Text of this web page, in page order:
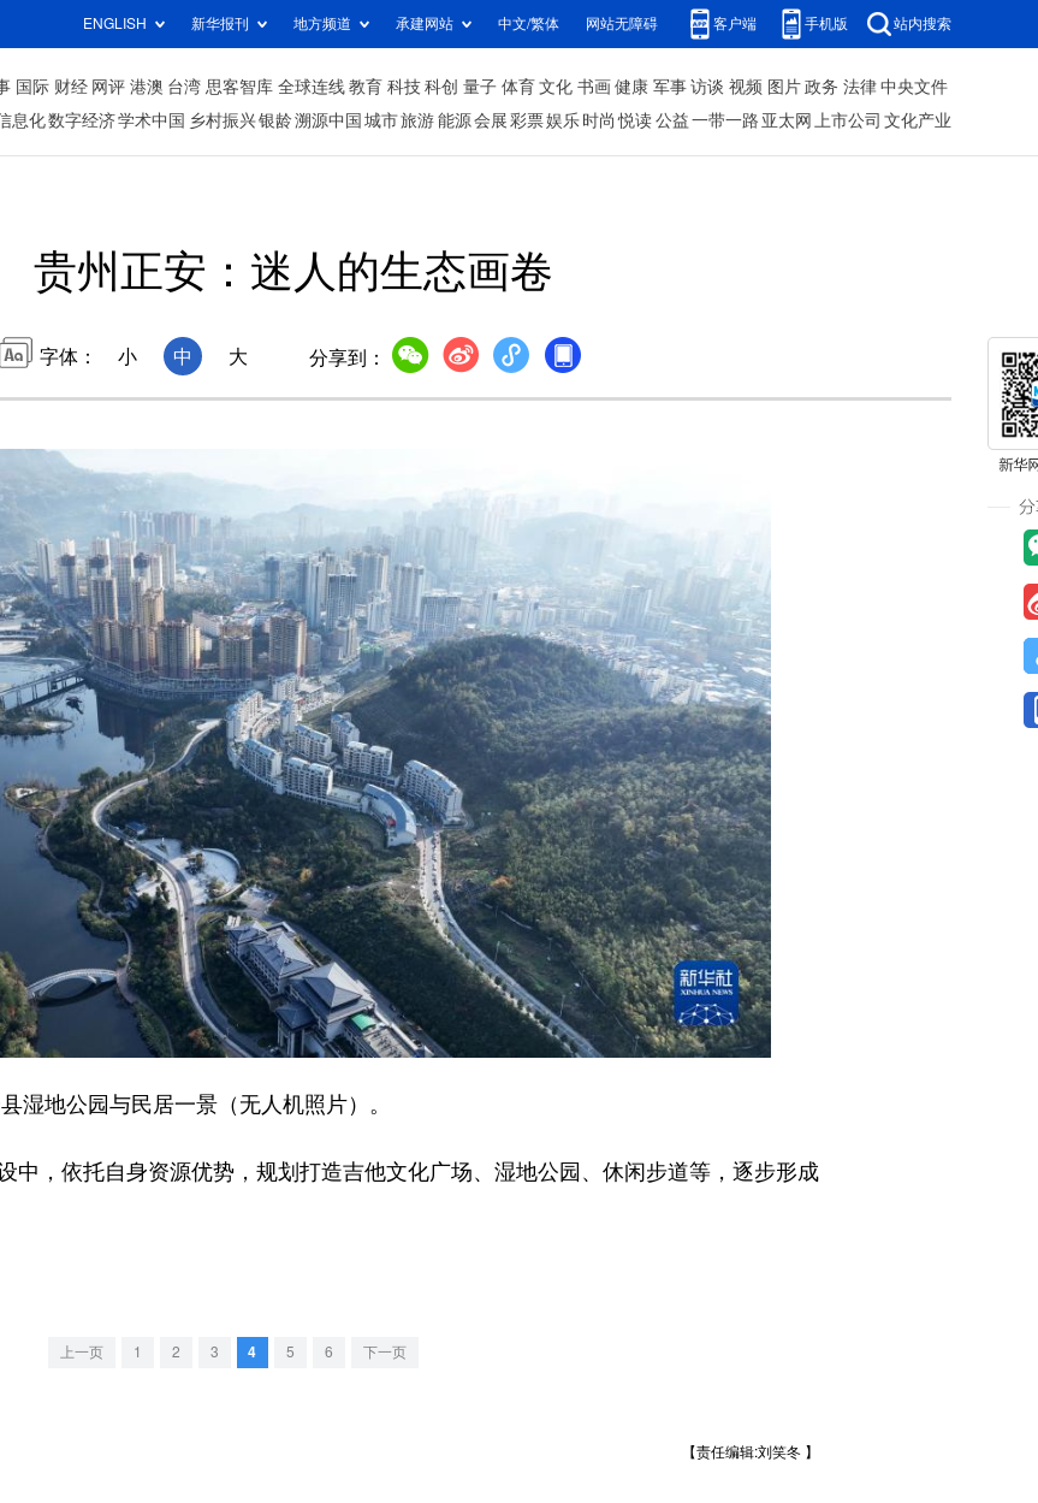
ENGLISH 新华报刊 地方频道 承建网站 中文/繁体 网站无障碍 客户端 手机版 站内搜索
国际 财经 网评 港澳 台湾 思客智库 全球连线 教育 科技 科创 量子 体育 文化 书画 健康 军事 访谈 视频 图片 政务 法律 中央文件
息化数字经济学术中国 乡村振兴银龄溯源中国 城市旅游 能源 会展 彩票娱乐 时尚 悦读 公益 一带一路 亚太网 上市公司 文化产业
贵州正安：迷人的生态画卷
字体： 小 中 大 分享到：
地公园与民居一景（无人机照片）。
，依托自身资源优势，规划打造吉他文化广场、湿地公园、休闲步道等，逐步形成
上一页 1 2 3 4 5 6 下一页
【责任编辑:刘笑冬 】